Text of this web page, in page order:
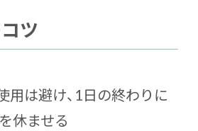
ツ
用は避け、1日の終わりに
休ませる